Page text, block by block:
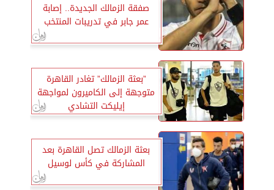
صفقة الزمالك الجديدة.. إصابة
عمر جابر في تدريبات المنتخب
”بعثة الزمالك” تغادر القاهرة
متوجهة إلى الكاميرون لمواجهة
إيليكت التشادي
بعثة الزمالك تصل القاهرة بعد
المشاركة في كأس لوسيل